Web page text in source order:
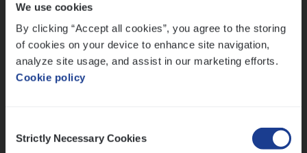
We use cookies
By clicking “Accept all cookies”, you agree to the storing
of cookies on your device to enhance site navigation,
analyze site usage, and assist in our marketing efforts.
Cookie policy
Selection
Strictly Necessary Cookies
Mathias houdt van diepgaande dossiers én droge
humor
Thalia zoekt graag oplossingen, in games én op het
werk
Ons sollicitatieproces